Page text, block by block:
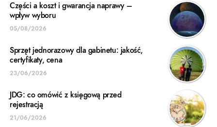
Części a koszt i gwarancja naprawy –
wpływ wyboru
05/08/2026
Sprzęt jednorazowy dla gabinetu: jakość,
certyfikaty, cena
23/06/2026
JDG: co omówić z księgową przed
rejestracją
21/06/2026